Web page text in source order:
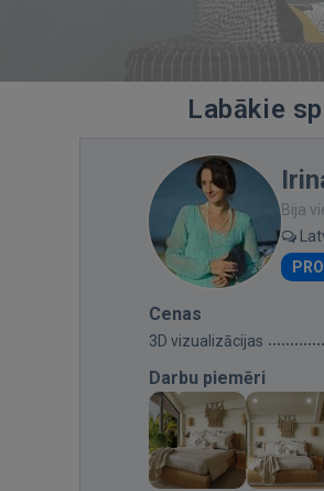
Labākie
Bija
PRO
Cenas
3D vizualizācijas
Darbu piemēri